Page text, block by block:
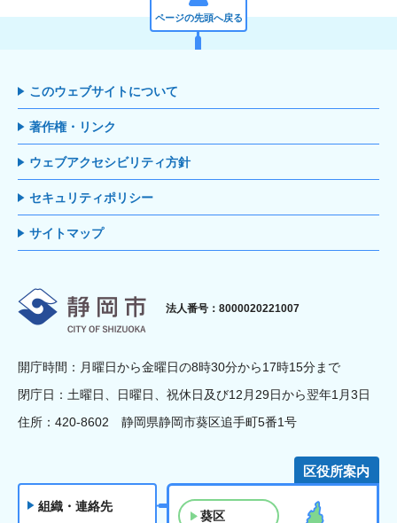
ページの先頭へ戻る
このウェブサイトについて
著作権・リンク
ウェブアクセシビリティ方針
セキュリティポリシー
サイトマップ
静岡市
法人番号：8000020221007
開庁時間：月曜日から金曜日の8時30分から17時15分まで
閉庁日：土曜日、日曜日、祝休日及び12月29日から翌年1月3日
住所：420-8602 静岡県静岡市葵区追手町5番1号
組織・連絡先
区役所案内
葵区